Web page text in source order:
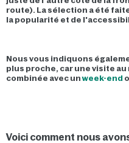
route). La sélection a été
la popularité et de
Nous vous indiquons
plus proche, car une visite
combinée avec unweek-end
Voici comment nous